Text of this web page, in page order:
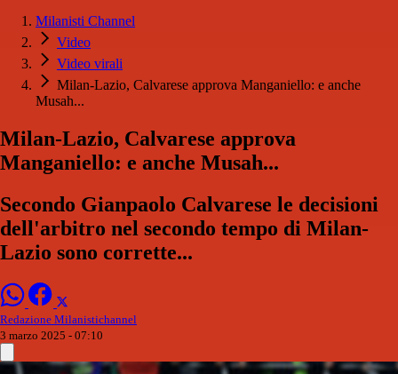
Milanisti Channel
Video
Video virali
Milan-Lazio, Calvarese approva Manganiello: e anche
Musah...
Milan-Lazio, Calvarese approva
Manganiello: e anche Musah...
Secondo Gianpaolo Calvarese le decisioni
dell'arbitro nel secondo tempo di Milan-
Lazio sono corrette...
Redazione Milanistichannel
3 marzo 2025 - 07:10